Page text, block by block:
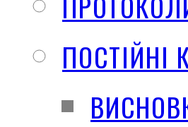
ПОСТІЙНІ